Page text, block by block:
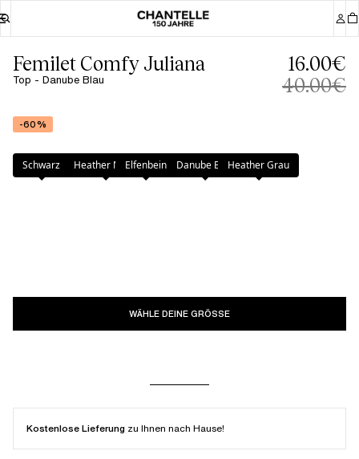
Femilet Comfy Juliana
Top - Danube Blau
16.00€
40.00€
-60%
Farbe: Danube Blau
Schwarz Heather NudeElfenbein Danube BlauHeather Grau
WÄHLE DEINE GRÖSSE
Kostenlose Lieferung zu Ihnen nach Hause!